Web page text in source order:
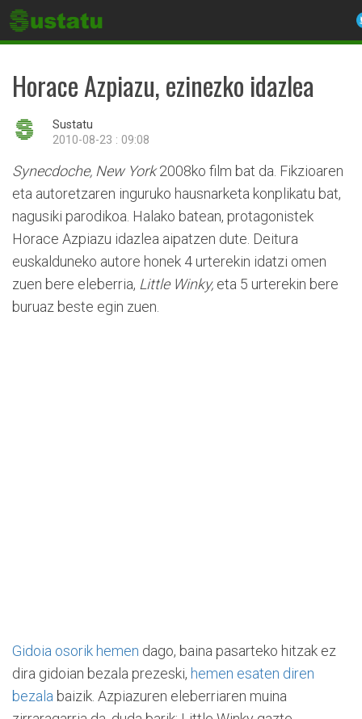
Horace Azpiazu, ezinezko idazlea
Sustatu
2010-08-23 : 09:08
Synecdoche, New York2008ko film bat da. Fikzioaren
eta autoretzaren inguruko hausnarketa konplikatu bat,
nagusiki parodikoa. Halako batean, protagonistek
Horace Azpiazu idazlea aipatzen dute. Deitura
euskalduneko autore honek 4 urterekin idatzi omen
zuen bere eleberria, Little Winky, eta 5 urterekin bere
buruaz beste egin zuen.
Gidoia osorik hemen dago, baina pasarteko hitzak ez
dira gidoian bezala prezeski, hemen esaten diren
bezala baizik. Azpiazuren eleberriaren muina